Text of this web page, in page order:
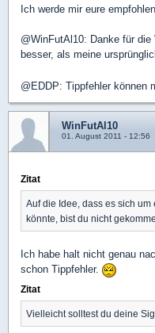
Ich werde mir eure
@WinFutAl10: Danke für
besser, als meine
@EDDP: Tippfehler können
WinFutAl10
01. August 2011 - 12:56
Zitat
Auf die Idee, dass es sich
könnte, bist du nicht
Ich habe halt nicht genau
schon Tippfehler.
Zitat
Vielleicht solltest du deine